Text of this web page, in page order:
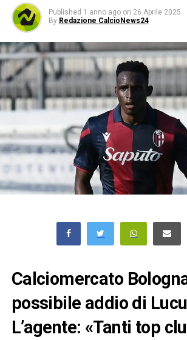
Published 1 anno ago on 26 Aprile 2025
By Redazione CalcioNews24
Calciomercato
possibile addio di
L’agente: «Tanti top